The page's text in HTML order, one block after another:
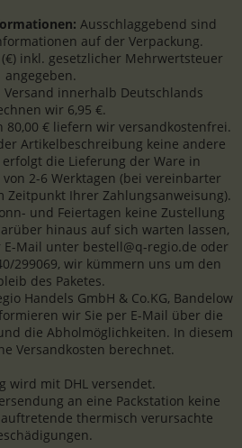
Ausschlaggebend sind
auf der Verpackung.
inkl. gesetzlicher Mehrwertsteuer
angegeben.
Versand innerhalb Deutschlands
wir 6,95 €.
80,00 € liefern wir versandkostenfrei.
Artikelbeschreibung keine andere
die Lieferung der Ware in
2-6 Werktagen (bei vereinbarter
Zeitpunkt Ihrer Zahlungsanweisung).
und Feiertagen keine Zustellung
hinaus auf sich warten lassen,
Mail unter bestell@q-regio.de oder
299069, wir kümmern uns um den
des Paketes.
Handels GmbH & Co.KG, Bandelow
wir Sie per E-Mail über die
die Abholmöglichkeiten. In diesem
Versandkosten berechnet.
wird mit DHL versendet.
an eine Packstation keine
thermisch verursachte